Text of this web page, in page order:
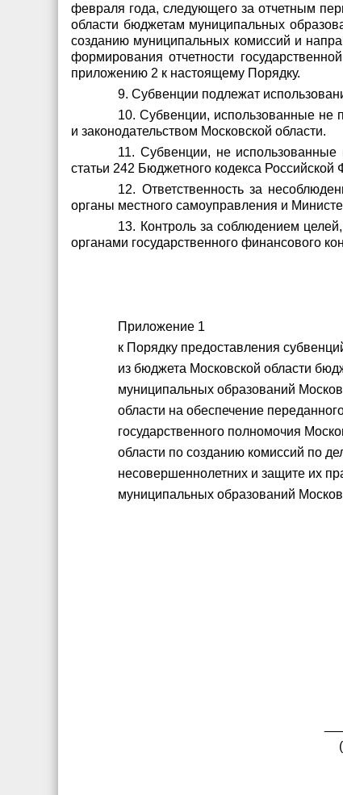
февраля года, следующего за отчетным
области бюджетам муниципальных
созданию муниципальных комиссий и
формирования отчетности
приложению 2 к настоящему Порядку.
9. Субвенции подлежат
10. Субвенции, использованные не
и законодательством Московской области.
11. Субвенции, не
статьи 242 Бюджетного кодекса Российской
12. Ответственность за
органы местного самоуправления и
13. Контроль за соблюдением
органами государственного финансового
Приложение 1
к Порядку предоставления
из бюджета Московской области
муниципальных образований
области на обеспечение
государственного полномочия
области по созданию комиссий по
несовершеннолетних и защите их
муниципальных образований